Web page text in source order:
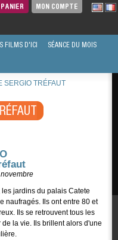
PANIER MON COMPTE
FILMS D'ICI SÉANCE DU MOIS
SERGIO TRÉFAUT
jardins du palais Catete
naufragés. Ils ont entre 80 et
Ils se retrouvent tous les
la vie. Ils brillent alors d'une